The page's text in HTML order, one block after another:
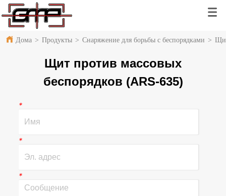
Дома > Продукты > Снаряжение для борьбы с беспорядками >
Щит против массовых
беспорядков (ARS-635)
*
*
*